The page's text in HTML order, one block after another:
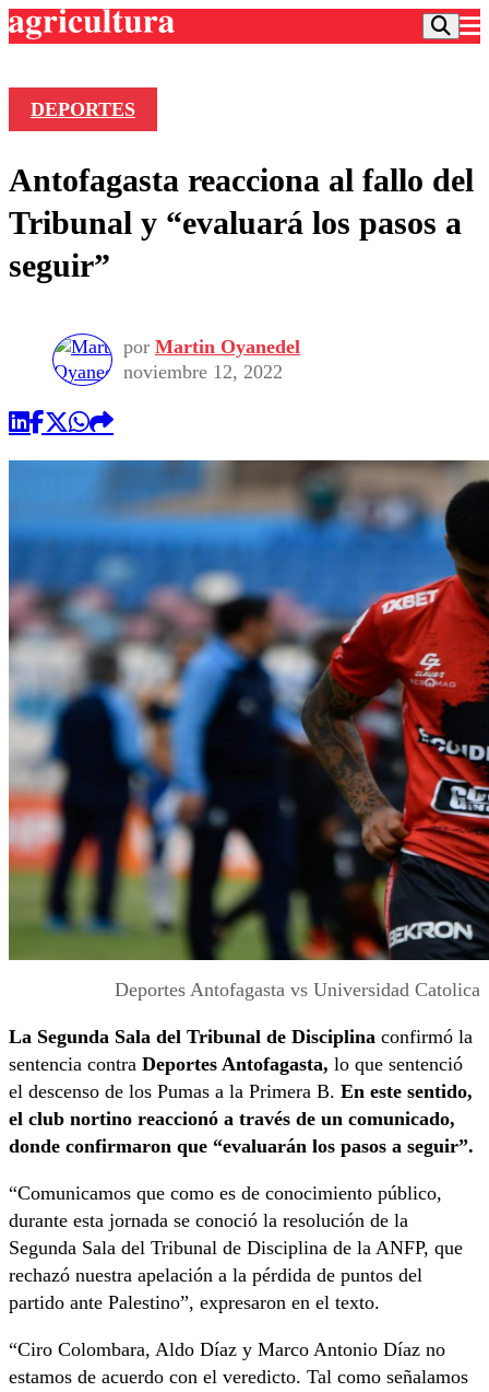
Frecuencias
Agricultura TV
Deportes
Otros Deportes
Seleccion Chilena
Torneo Internacional
Universidad de Chile
Dato Practico
Economía
Internacional
Publicaciones en medios
Opinión
DEPORTES
Antofagasta reacciona al fallo del
Tribunal y “evaluará los pasos a
seguir”
por Martin Oyanedel
noviembre 12, 2022
Deportes Antofagasta vs Universidad Catolica
La Segunda Sala del Tribunal de Disciplina confirmó la
sentencia contra Deportes Antofagasta, lo que sentenció
el descenso de los Pumas a la Primera B. En este sentido,
el club nortino reaccionó a través de un comunicado,
donde confirmaron que “evaluarán los pasos a seguir”.
“Comunicamos que como es de conocimiento público,
durante esta jornada se conoció la resolución de la
Segunda Sala del Tribunal de Disciplina de la ANFP, que
rechazó nuestra apelación a la pérdida de puntos del
partido ante Palestino”, expresaron en el texto.
“Ciro Colombara, Aldo Díaz y Marco Antonio Díaz no
estamos de acuerdo con el veredicto. Tal como señalamos